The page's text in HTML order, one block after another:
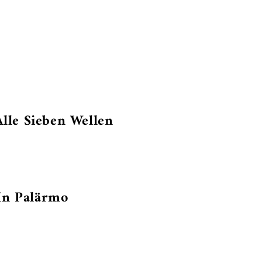
Sieben Wellen
Palärmo